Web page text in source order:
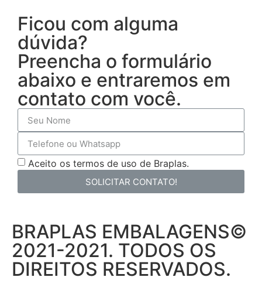
Ficou com alguma
dúvida?
Preencha o formulário
abaixo e entraremos em
contato com você.
Aceito os termos de uso de Braplas.
SOLICITAR CONTATO!
BRAPLAS EMBALAGENS©
2021-2021. TODOS OS
DIREITOS RESERVADOS.